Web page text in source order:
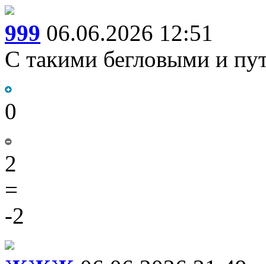
999 06.06.2026 12:51
С такими бегловыми и
0
2
=
-2